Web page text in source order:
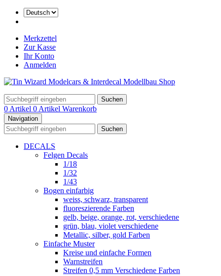
Merkzettel
Zur Kasse
Ihr Konto
Anmelden
Suchen
0 Artikel 0 Artikel Warenkorb
Navigation
Suchen
DECALS
Felgen Decals
1/18
1/32
1/43
Bogen einfarbig
weiss, schwarz, transparent
fluoreszierende Farben
gelb, beige, orange, rot, verschiedene
grün, blau, violet verschiedene
Metallic, silber, gold Farben
Einfache Muster
Kreise und einfache Formen
Warnstreifen
Streifen 0,5 mm Verschiedene Farben